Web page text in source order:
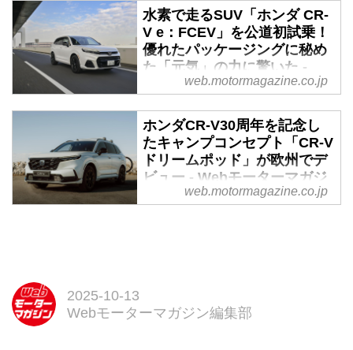
日本市場では2022年末をもって
ラインナップから姿を消したCR-
Vが、北米市場で頑張っている。
しかも「主力モデルのハイブリッ
ド販売拡大」にそうとう貢献して
象付けるスタイリングが与えられ
る「スポーツツーリング」は、な
かなかに気になる存在と言えそう
だ。
水素で走るSUV「ホンダ CR-
V e：FCEV」を公道初試乗！
優れたパッケージングに秘め
た「元気」の力に驚いた -
Webモーターマガジン
2024年7月19日から、70台限定で
日本市場復活を果たしたCR-Vに
公道初試乗。水素で走るSUVは、
パッケージングや乗り味の面で、
独自のメリットを実感させてくれ
ました。新しい時代を創造する
web.motormagazine.co.jp
ホンダCR-V30周年を記念し
たキャンプコンセプト「CR-V
ドリームポッド」が欧州でデ
ビュー - Webモーターマガジ
発されたという「ドリームポッ
web.motormagazine.co.jp
2025-10-13
Webモーターマガジン編集部